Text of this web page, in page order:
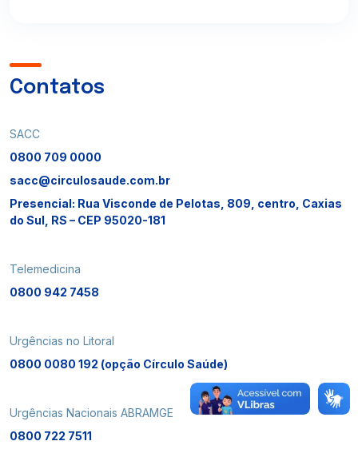
Contatos
SACC
0800 709 0000
sacc@circulosaude.com.br
Presencial: Rua Visconde de Pelotas, 809, centro, Caxias
do Sul, RS – CEP 95020-181
Telemedicina
0800 942 7458
Urgências no Litoral
0800 0080 192 (opção Círculo Saúde)
Urgências Nacionais ABRAMGE
0800 722 7511